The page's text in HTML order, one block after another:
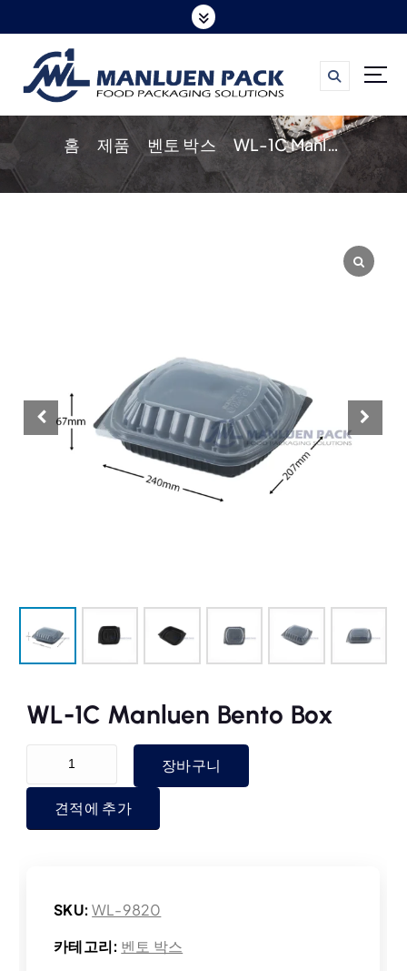
텐
바
로
가
홈 제품 벤토 박스 WL-1C Manluen Bento Box
WL-1C Manluen Bento Box
WL-1C Manluen Bento Box 수량
장바구니
견적에 추가
SKU:WL-9820
카테고리: 벤토 박스